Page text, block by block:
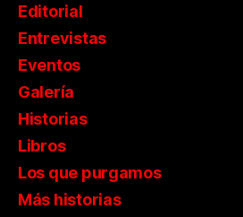
Editorial
Entrevistas
Eventos
Galería
Historias
Libros
Los que purgamos
Más historias